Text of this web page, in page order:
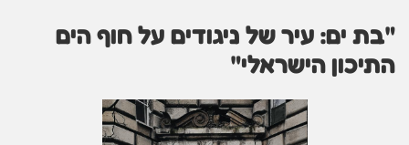
"בת ים: עיר של ניגודים על חוף הים
התיכון הישראלי"